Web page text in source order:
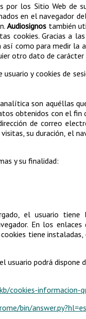
los Sitio Web de
en el navegador
Audiosignos también
cookies. Gracias a
como para medir
otro dato de
y cookies de
son aquéllas
obtenidos con el fin
de correo
su duración, el
y su finalidad:
el usuario tiene
En los
tiene
usuario podrá dispone
cookies-informacion-
bin/